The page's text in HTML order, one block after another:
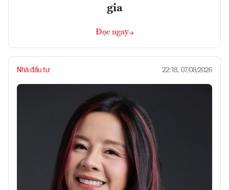
gia
Đọc ngay
Nhà đầu tư 22:18, 07/08/2026